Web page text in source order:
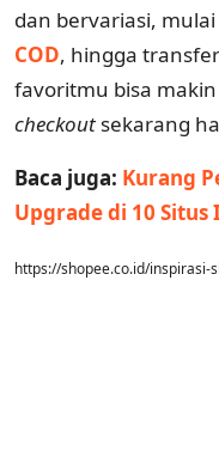
dan bervariasi, mulai
COD, hingga
favoritmu bisa
checkout sekarang
Baca juga: Kurang
Upgrade di 10 Situs
https://shopee.co.id/inspirasi-